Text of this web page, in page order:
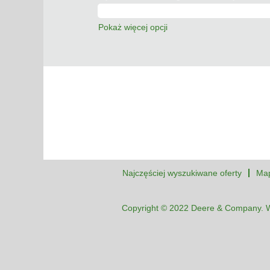
Pokaż więcej opcji
Najczęściej wyszukiwane oferty
Copyright © 2022 Deere & Company.